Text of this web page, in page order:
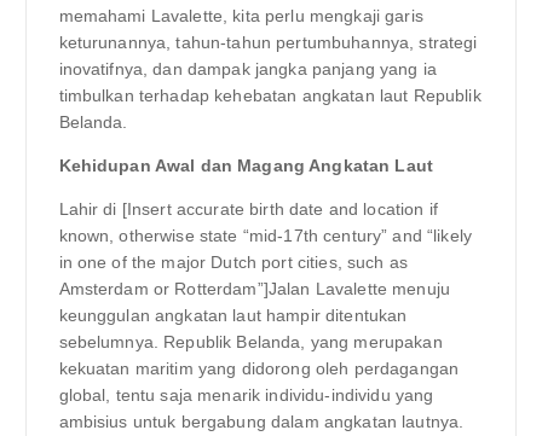
memahami Lavalette, kita perlu mengkaji garis
keturunannya, tahun-tahun pertumbuhannya, strategi
inovatifnya, dan dampak jangka panjang yang ia
timbulkan terhadap kehebatan angkatan laut Republik
Belanda.
Kehidupan Awal dan Magang Angkatan Laut
Lahir di [Insert accurate birth date and location if
known, otherwise state “mid-17th century” and “likely
in one of the major Dutch port cities, such as
Amsterdam or Rotterdam”]Jalan Lavalette menuju
keunggulan angkatan laut hampir ditentukan
sebelumnya. Republik Belanda, yang merupakan
kekuatan maritim yang didorong oleh perdagangan
global, tentu saja menarik individu-individu yang
ambisius untuk bergabung dalam angkatan lautnya.